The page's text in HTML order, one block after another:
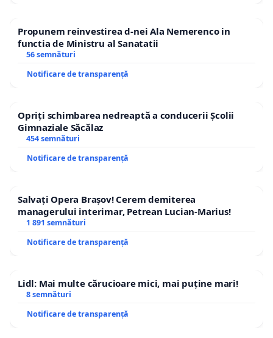
Propunem reinvestirea d-nei Ala Nemerenco in
functia de Ministru al Sanatatii
56 semnături
Notificare de transparență
Opriți schimbarea nedreaptă a conducerii Școlii
Gimnaziale Săcălaz
454 semnături
Notificare de transparență
Salvați Opera Brașov! Cerem demiterea
managerului interimar, Petrean Lucian-Marius!
1 891 semnături
Notificare de transparență
Lidl: Mai multe cărucioare mici, mai puține mari!
8 semnături
Notificare de transparență